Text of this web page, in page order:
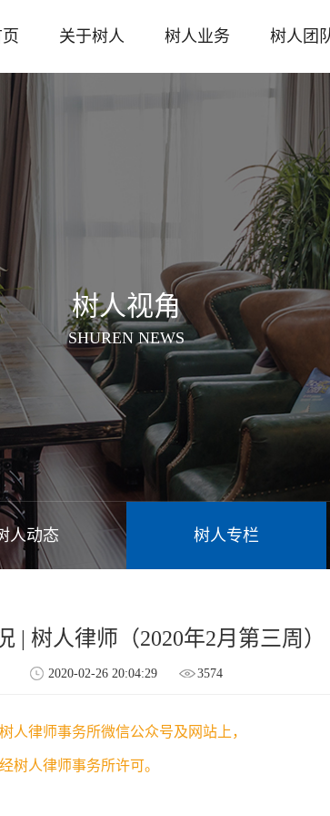
关于树人 树人业务 树人团
树人视角
SHUREN NEWS
人动态 树人专栏
| 树人律师（2020年2月第三周）
2020-02-26 20:04:29 3574
人律师事务所微信公众号及网站上，
人律师事务所许可。